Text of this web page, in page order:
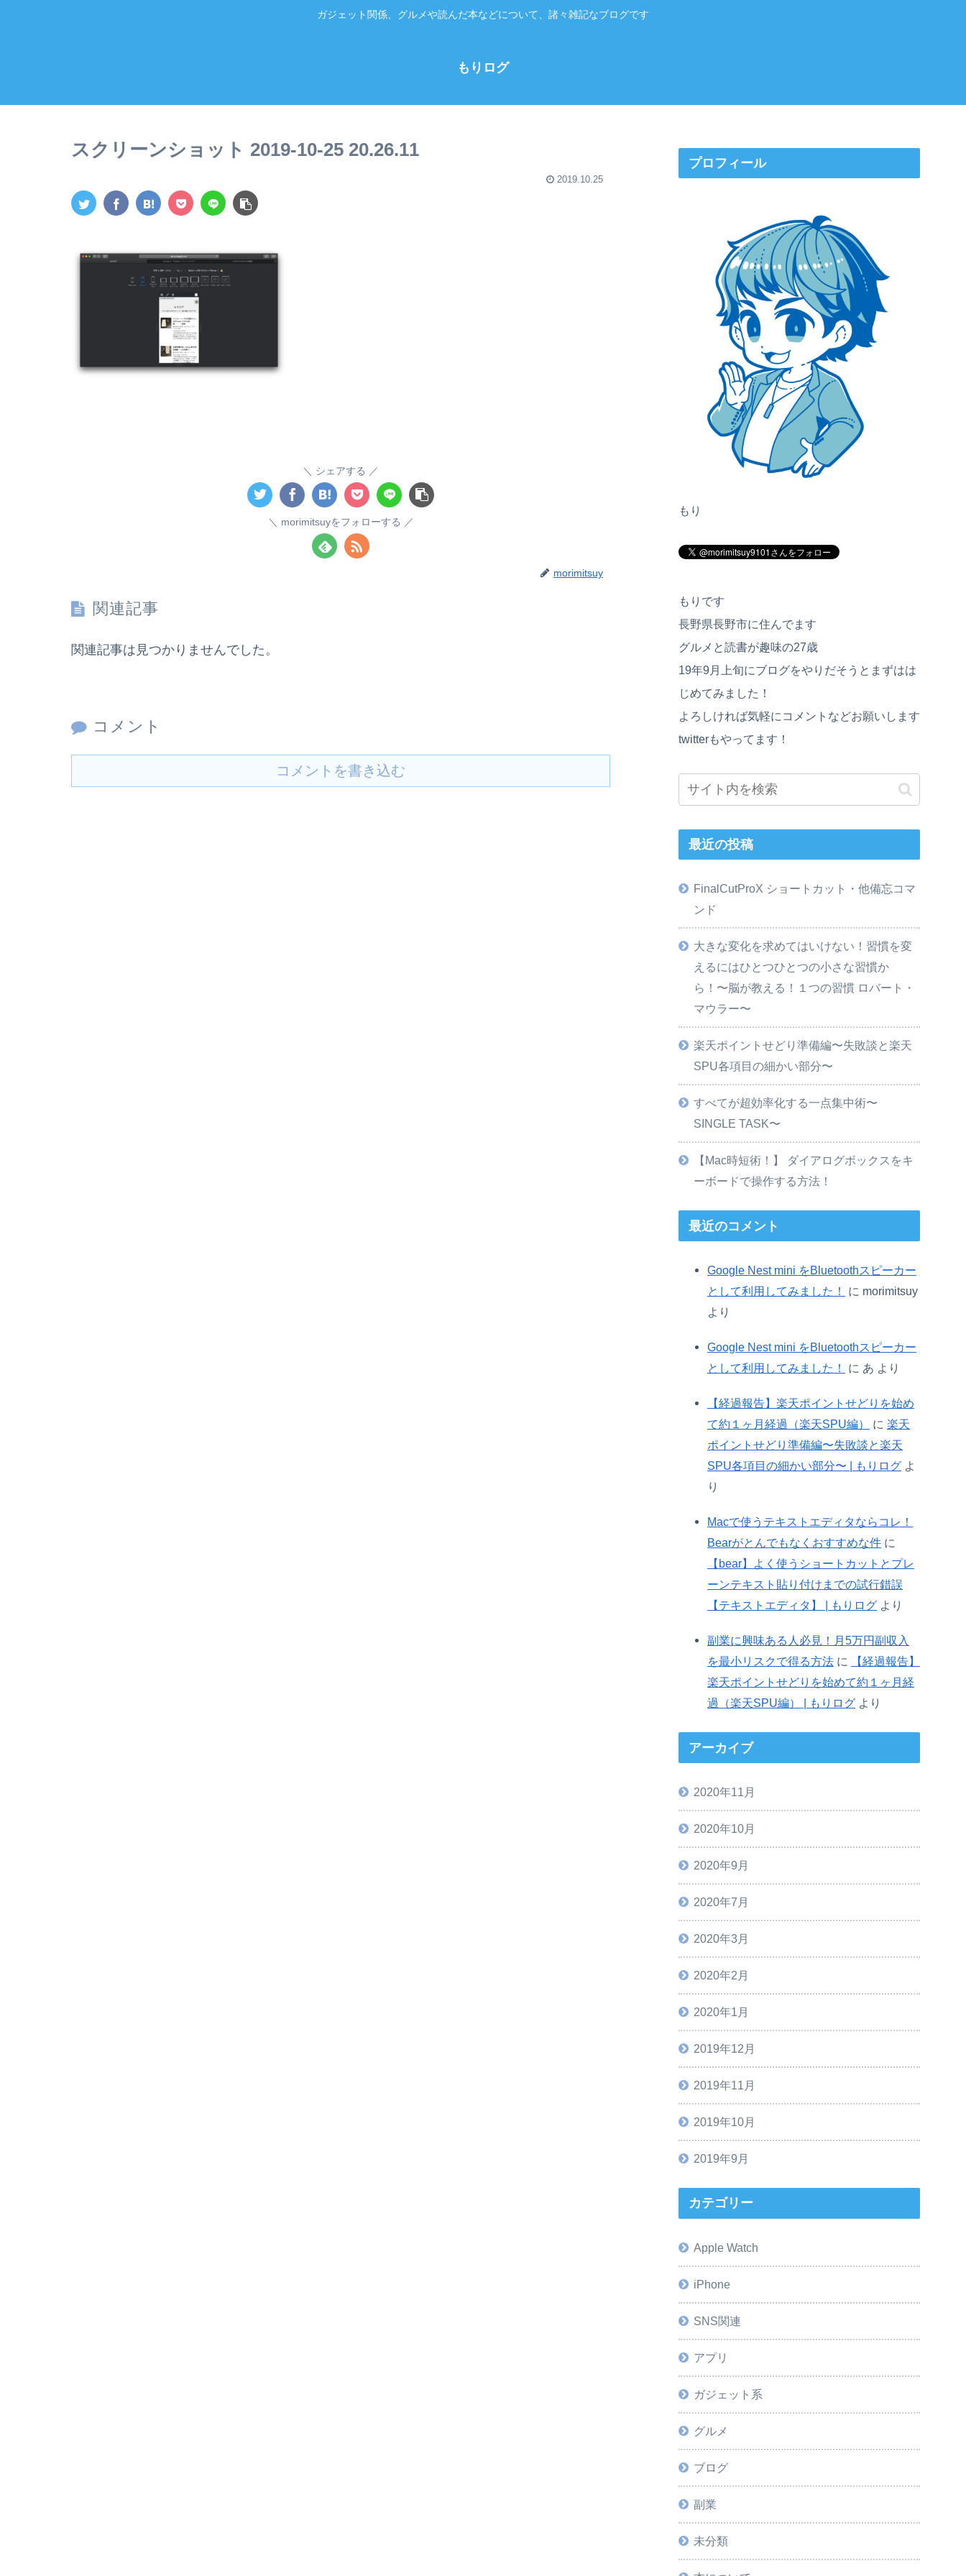
ガジェット関係、グルメや読んだ本などについて、諸々雑記なブログです
もりログ
スクリーンショット 2019-10-25 20.26.11
2019.10.25
シェアする
morimitsuyをフォローする
morimitsuy
関連記事
関連記事は見つかりませんでした。
コメント
コメントを書き込む
プロフィール
もり
もりです
長野県長野市に住んでます
グルメと読書が趣味の27歳
19年9月上旬にブログをやりだそうとまずはは
じめてみました！
よろしければ気軽にコメントなどお願いします
twitterもやってます！
最近の投稿
FinalCutProX ショートカット・他備忘コマ
ンド
大きな変化を求めてはいけない！習慣を変
えるにはひとつひとつの小さな習慣か
ら！〜脳が教える！１つの習慣 ロバート・
マウラー〜
楽天ポイントせどり準備編〜失敗談と楽天
SPU各項目の細かい部分〜
すべてが超効率化する一点集中術〜
SINGLE TASK〜
【Mac時短術！】 ダイアログボックスをキ
ーボードで操作する方法！
最近のコメント
Google Nest mini をBluetoothスピーカー
として利用してみました！
に morimitsuy
より
Google Nest mini をBluetoothスピーカー
として利用してみました！
に あ より
【経過報告】楽天ポイントせどりを始め
て約１ヶ月経過（楽天SPU編）
に 楽天
ポイントせどり準備編〜失敗談と楽天
SPU各項目の細かい部分〜 | もりログ よ
り
Macで使うテキストエディタならコレ！
Bearがとんでもなくおすすめな件 に
【bear】よく使うショートカットとプレ
ーンテキスト貼り付けまでの試行錯誤
【テキストエディタ】 | もりログ より
副業に興味ある人必見！月5万円副収入
を最小リスクで得る方法 に
【経過報告】
楽天ポイントせどりを始めて約１ヶ月経
過（楽天SPU編） | もりログ より
アーカイブ
2020年11月
2020年10月
2020年9月
2020年7月
2020年3月
2020年2月
2020年1月
2019年12月
2019年11月
2019年10月
2019年9月
カテゴリー
Apple Watch
iPhone
SNS関連
アプリ
ガジェット系
グルメ
ブログ
副業
未分類